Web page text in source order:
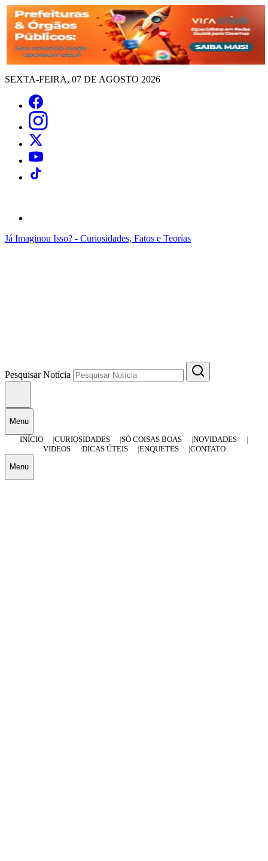
SEXTA-FEIRA, 07 DE AGOSTO 2026
Já Imaginou Isso? - Curiosidades, Fatos e Teorias
Pesquisar Notícia
Menu
INÍCIO
CURIOSIDADES SÓ COISAS BOAS
NOVIDADES
VIDEOS
DICAS ÚTEIS ENQUETES CONTATO
Menu